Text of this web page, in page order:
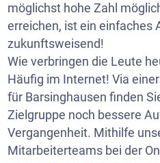
möglichst hohe Zahl
erreichen, ist ein einfaches
zukunftsweisend!
Wie verbringen die Leute
Häufig im Internet! Via
für Barsinghausen finden
Zielgruppe noch bessere
Vergangenheit. Mithilfe
Mitarbeiterteams bei der